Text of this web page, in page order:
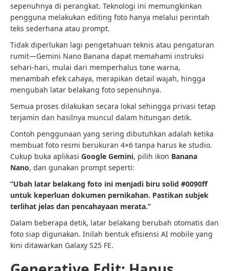
sepenuhnya di perangkat. Teknologi ini memungkinkan
pengguna melakukan editing foto hanya melalui perintah
teks sederhana atau prompt.
Tidak diperlukan lagi pengetahuan teknis atau pengaturan
rumit—Gemini Nano Banana dapat memahami instruksi
sehari-hari, mulai dari memperhalus tone warna,
menambah efek cahaya, merapikan detail wajah, hingga
mengubah latar belakang foto sepenuhnya.
Semua proses dilakukan secara lokal sehingga privasi tetap
terjamin dan hasilnya muncul dalam hitungan detik.
Contoh penggunaan yang sering dibutuhkan adalah ketika
membuat foto resmi berukuran 4×6 tanpa harus ke studio.
Cukup buka aplikasi Google Gemini, pilih ikon Banana
Nano, dan gunakan prompt seperti:
“Ubah latar belakang foto ini menjadi biru solid #0090ff
untuk keperluan dokumen pernikahan. Pastikan subjek
terlihat jelas dan pencahayaan merata.”
Dalam beberapa detik, latar belakang berubah otomatis dan
foto siap digunakan. Inilah bentuk efisiensi AI mobile yang
kini ditawarkan Galaxy S25 FE.